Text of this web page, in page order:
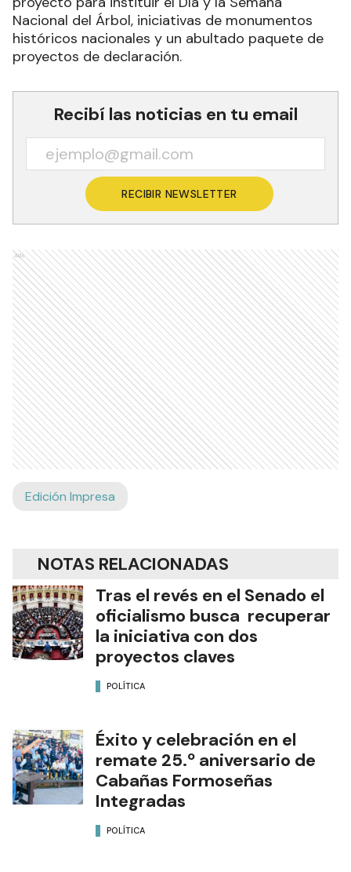
Nacional del Árbol, iniciativas de monumentos
históricos nacionales y un abultado paquete de
proyectos de declaración.
Recibí las noticias en tu email
RECIBIR NEWSLETTER
Ads
Edición Impresa
NOTAS RELACIONADAS
Tras el revés en el Senado el
oficialismo busca recuperar
la iniciativa con dos
proyectos claves
POLÍTICA
Éxito y celebración en el
remate 25.º aniversario de
Cabañas Formoseñas
Integradas
POLÍTICA